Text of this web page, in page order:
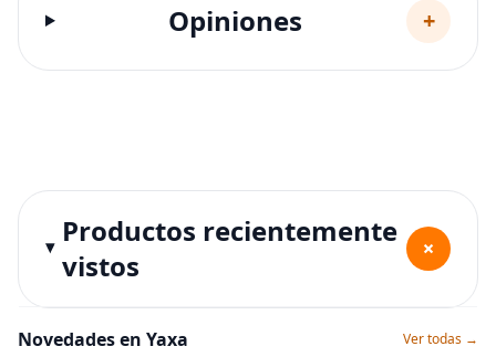
Opiniones +
Productos recientemente
vistos
+
Novedades en Yaxa Ver todas →